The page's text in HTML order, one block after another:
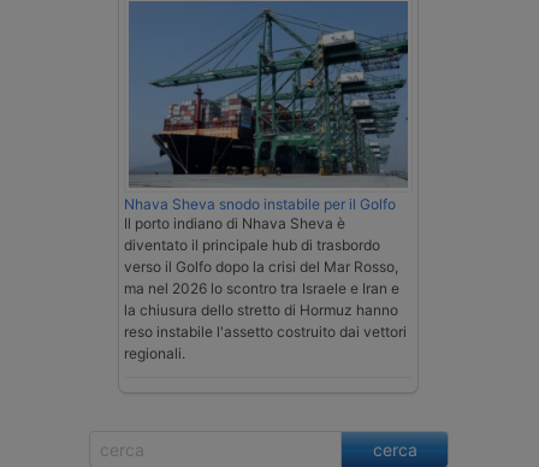
Nhava Sheva snodo instabile per il Golfo
Il porto indiano di Nhava Sheva è
diventato il principale hub di trasbordo
verso il Golfo dopo la crisi del Mar Rosso,
ma nel 2026 lo scontro tra Israele e Iran e
la chiusura dello stretto di Hormuz hanno
reso instabile l'assetto costruito dai vettori
regionali.
cerca